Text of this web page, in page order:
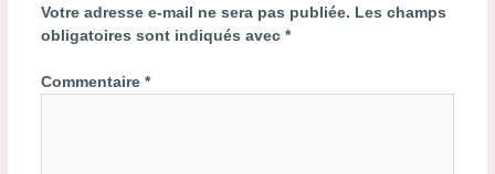
Votre adresse e-mail ne sera pas publiée. Les champs
obligatoires sont indiqués avec *
Commentaire *